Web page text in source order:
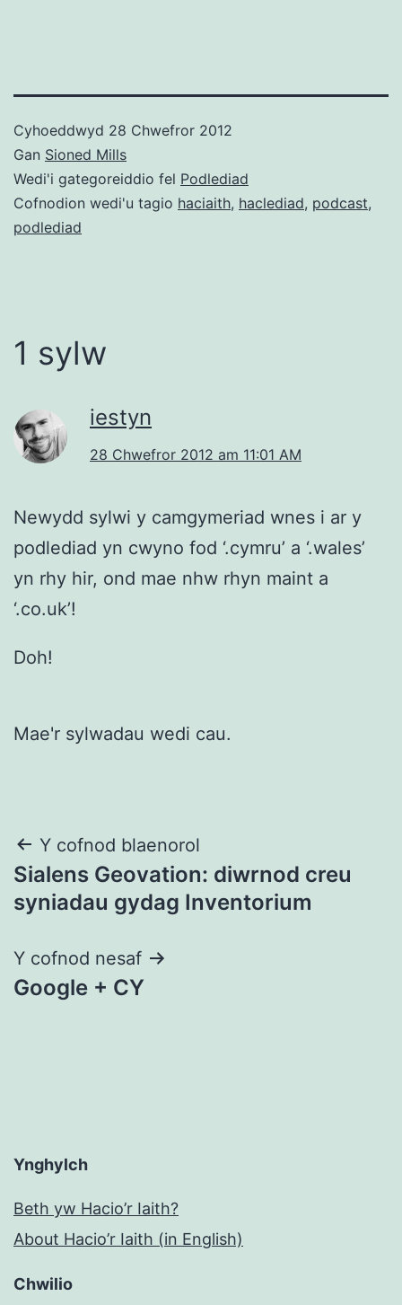
Cyhoeddwyd 28 Chwefror 2012
Gan Sioned Mills
Wedi'i gategoreiddio fel Podlediad
Cofnodion wedi'u tagio haciaith, haclediad, podcast,
podlediad
1 sylw
iestyn
28 Chwefror 2012 am 11:01 AM
Newydd sylwi y camgymeriad wnes i ar y
podlediad yn cwyno fod ‘.cymru’ a ‘.wales’
yn rhy hir, ond mae nhw rhyn maint a
‘.co.uk’!
Doh!
Mae'r sylwadau wedi cau.
Llywio
cofnod
Y cofnod blaenorol
Sialens Geovation: diwrnod creu
syniadau gydag Inventorium
Y cofnod nesaf
Google + CY
Ynghylch
Beth yw Hacio’r Iaith?
About Hacio’r Iaith (in English)
Chwilio